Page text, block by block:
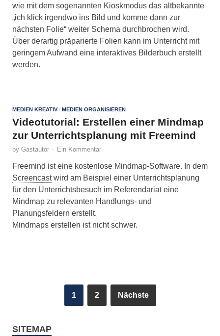
wie mit dem sogenannten Kioskmodus das altbekannte
„ich klick irgendwo ins Bild und komme dann zur
nächsten Folie“ weiter Schema durchbrochen wird.
Über derartig präparierte Folien kann im Unterricht mit
geringem Aufwand eine interaktives Bilderbuch erstellt
werden.
MEDIEN KREATIV / MEDIEN ORGANISIEREN
Videotutorial: Erstellen einer Mindmap
zur Unterrichtsplanung mit Freemind
by Gastautor - Ein Kommentar
Freemind ist eine kostenlose Mindmap-Software. In dem
Screencastwird am Beispiel einer Unterrichtsplanung
für den Unterrichtsbesuch im Referendariat eine
Mindmap zu relevanten Handlungs- und
Planungsfeldern erstellt.
Mindmaps erstellen ist nicht schwer.
1 2 Nächste
SITEMAP